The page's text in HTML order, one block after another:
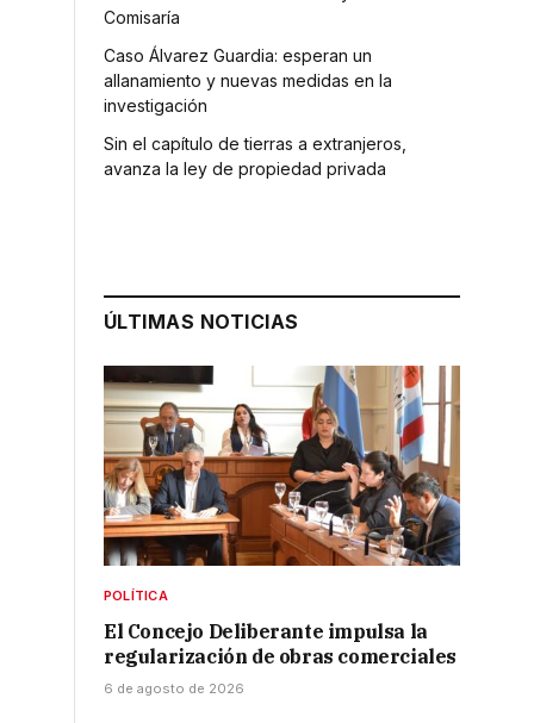
Comisaría
Caso Álvarez Guardia: esperan un
allanamiento y nuevas medidas en la
investigación
Sin el capítulo de tierras a extranjeros,
avanza la ley de propiedad privada
ÚLTIMAS NOTICIAS
POLÍTICA
El Concejo Deliberante impulsa la
regularización de obras comerciales
6 de agosto de 2026